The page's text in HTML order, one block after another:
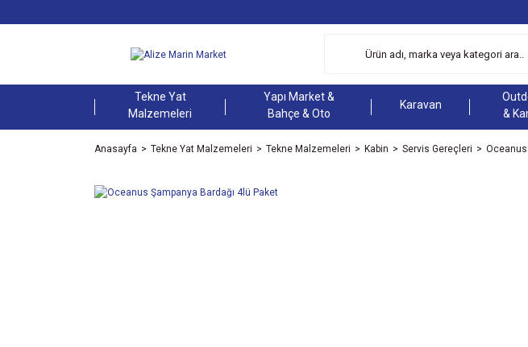
Tekne Yat
Malzemeleri
Yapı Market &
Bahçe & Oto
Karavan
&
Anasayfa Tekne Yat Malzemeleri Tekne Malzemeleri Kabin Servis Gereçleri Oceanus